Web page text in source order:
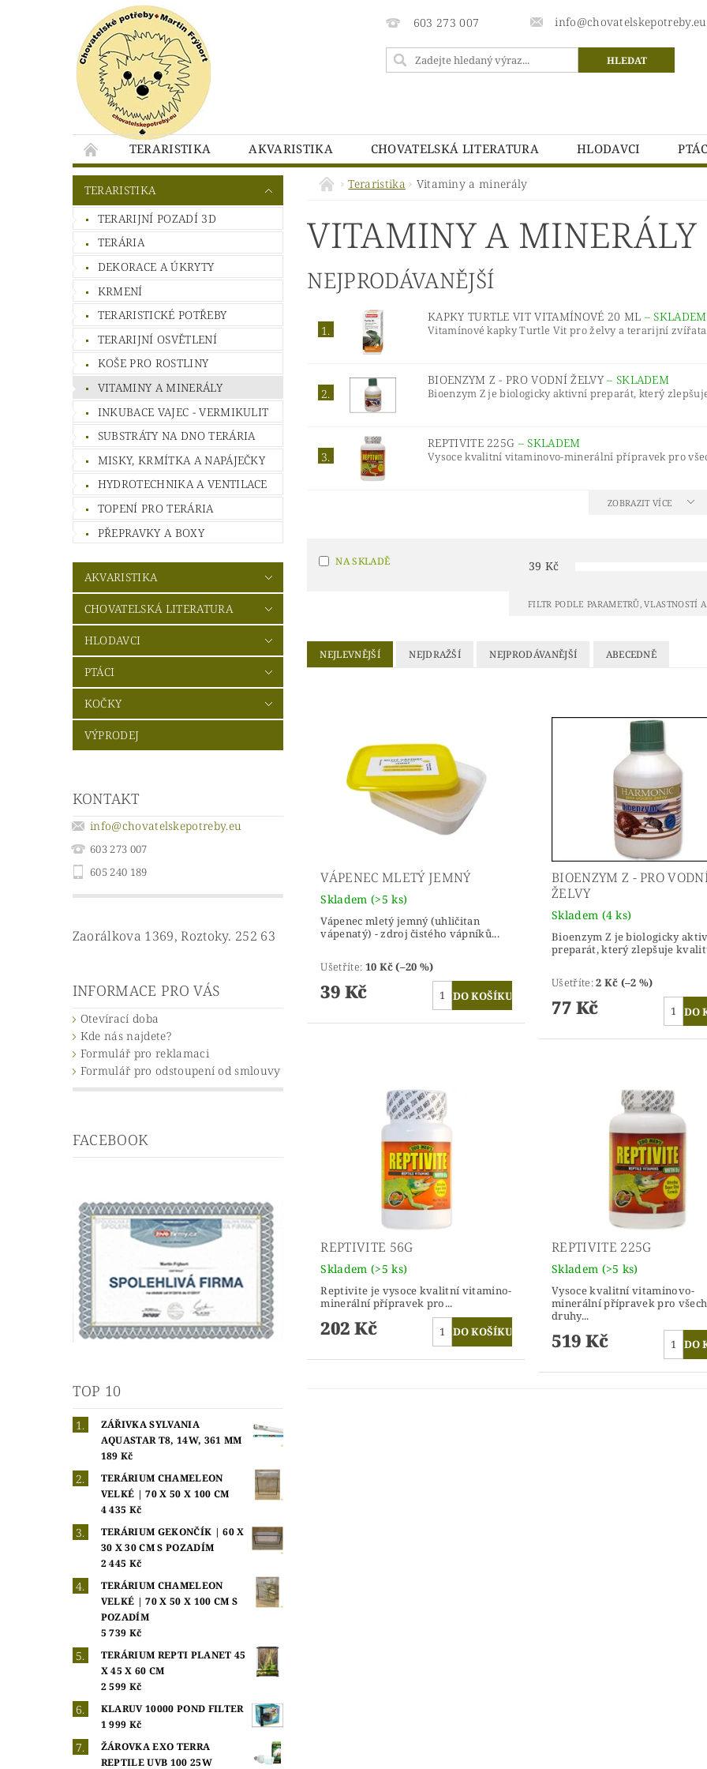
603 273 007 info@chovatelskepotreby.eu
TERARISTIKA AKVARISTIKA CHOVATELSKÁ LITERATURA HLODAVCI
CHOVATELSKEPOTREBY.EU - KONTAKTY
CHOVATELSKÉ POTŘEBY.EU - PODMÍNKY OCHRANY
CHOVATELSKEPOTREBY.EU - OBCHODNÍ PODMÍNKY
TERARISTIKA
TERARIJNÍ POZADÍ 3D
TERÁRIA
DEKORACE A ÚKRYTY
KRMENÍ
TERARISTICKÉ POTŘEBY
TERARIJNÍ OSVĚTLENÍ
KOŠE PRO ROSTLINY
VITAMINY A MINERÁLY
INKUBACE VAJEC - VERMIKULIT
SUBSTRÁTY NA DNO TERÁRIA
MISKY, KRMÍTKA A NAPÁJEČKY
HYDROTECHNIKA A VENTILACE
TOPENÍ PRO TERÁRIA
PŘEPRAVKY A BOXY
AKVARISTIKA
CHOVATELSKÁ LITERATURA
HLODAVCI
PTÁCI
KOČKY
VÝPRODEJ
KONTAKT
info@chovatelskepotreby.eu
603 273 007
605 240 189
Zaorálkova 1369, Roztoky. 252 63
INFORMACE PRO VÁS
Otevírací doba
Kde nás najdete?
Formulář pro reklamaci
Formulář pro odstoupení od smlouvy
FACEBOOK
TOP 10
ZÁŘIVKA SYLVANIA
AQUASTAR T8, 14W, 361 MM
189 Kč
TERÁRIUM CHAMELEON
VELKÉ | 70 X 50 X 100 CM
4 435 Kč
TERÁRIUM GEKONČÍK | 60 X
30 X 30 CM S POZADÍM
2 445 Kč
TERÁRIUM CHAMELEON
VELKÉ | 70 X 50 X 100 CM S
POZADÍM
5 739 Kč
TERÁRIUM REPTI PLANET 45
X 45 X 60 CM
2 599 Kč
KLARUV 10000 POND FILTER
1 999 Kč
ŽÁROVKA EXO TERRA
REPTILE UVB 100 25W
Teraristika Vitaminy a minerály
VITAMINY A MINERÁLY
NEJPRODÁVANĚJŠÍ
1.
KAPKY TURTLE VIT VITAMÍNOVÉ 20 ML – SKLADEM
Vitamínové kapky Turtle Vit pro želvy a terarijní zvířata.
2.
BIOENZYM Z - PRO VODNÍ ŽELVY– SKLADEM
Bioenzym Z je biologicky aktivní preparát, který
3.
REPTIVITE 225G – SKLADEM
Vysoce kvalitní vitaminovo-minerální přípravek pro
ZOBRAZIT VÍCE
NA SKLADĚ 39 Kč
FILTR PODLE PARAMETRŮ, VLASTNOSTÍ
NEJLEVNĚJŠÍ NEJDRAŽŠÍ NEJPRODÁVANĚJŠÍ ABECEDNĚ
VÁPENEC MLETÝ JEMNÝ
Skladem (>5 ks)
Vápenec mletý jemný (uhličitan
vápenatý) - zdroj čistého vápníků...
Ušetříte: 10 Kč (–20 %)
39 Kč
BIOENZYM Z - PRO
ŽELVY
Skladem (4 ks)
Bioenzym Z je biologicky
preparát, který zlepšuje
Ušetříte:2 Kč (–2 %)
77 Kč
REPTIVITE 56G
Skladem (>5 ks)
Reptivite je vysoce kvalitní vitamino-
minerální přípravek pro...
202 Kč
REPTIVITE 225G
Skladem (>5 ks)
Vysoce kvalitní vitaminovo-
minerální přípravek pro
druhy...
519 Kč